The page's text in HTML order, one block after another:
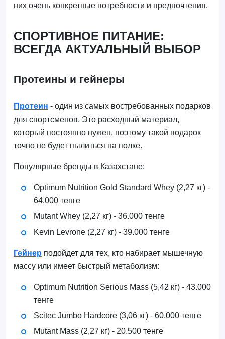
них очень конкретные потребности и предпочтения.
СПОРТИВНОЕ ПИТАНИЕ:
ВСЕГДА АКТУАЛЬНЫЙ ВЫБОР
Протеины и гейнеры
Протеин - один из самых востребованных подарков
для спортсменов. Это расходный материал,
который постоянно нужен, поэтому такой подарок
точно не будет пылиться на полке.
Популярные бренды в Казахстане:
Optimum Nutrition Gold Standard Whey (2,27 кг) -
64.000 тенге
Mutant Whey (2,27 кг) - 36.000 тенге
Kevin Levrone (2,27 кг) - 39.000 тенге
Гейнер подойдет для тех, кто набирает мышечную
массу или имеет быстрый метаболизм:
Optimum Nutrition Serious Mass (5,42 кг) - 43.000
тенге
Scitec Jumbo Hardcore (3,06 кг) - 60.000 тенге
Mutant Mass (2,27 кг) - 20.500 тенге